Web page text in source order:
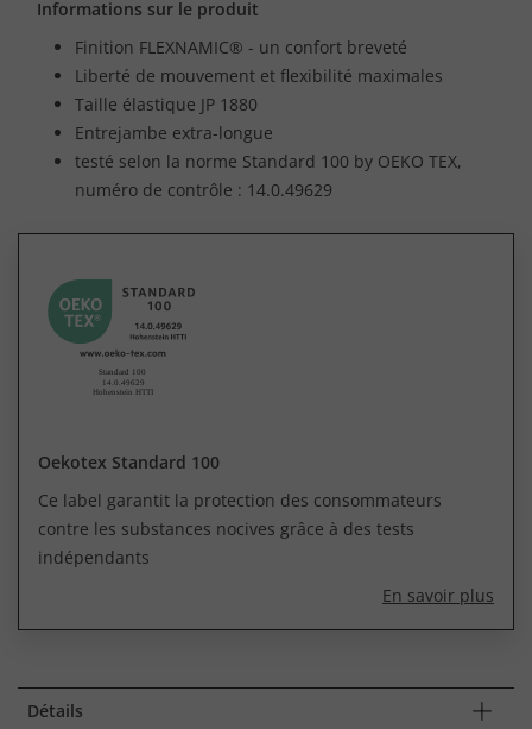
Informations sur le produit
Finition FLEXNAMIC® - un confort breveté
Liberté de mouvement et flexibilité maximales
Taille élastique JP 1880
Entrejambe extra-longue
testé selon la norme Standard 100 by OEKO TEX,
numéro de contrôle : 14.0.49629
Oekotex Standard 100
Ce label garantit la protection des consommateurs
contre les substances nocives grâce à des tests
indépendants
En savoir plus
Détails